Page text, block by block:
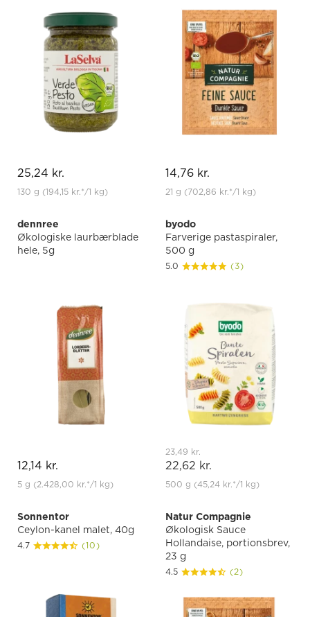
25,24 kr.
130 g (194,15 kr.*/1 kg)
14,76 kr.
21 g (702,86 kr.*/1 kg)
dennree
Økologiske laurbærblade
hele, 5g
12,14 kr.
5 g (2.428,00 kr.*/1 kg)
byodo
Farverige pastaspiraler,
500 g
5.0 (3)
23,49 kr.
22,62 kr.
500 g (45,24 kr.*/1 kg)
Sonnentor
Ceylon-kanel malet, 40g
4.7 (10)
Natur Compagnie
Økologisk Sauce
Hollandaise, portionsbrev,
23 g
4.5 (2)